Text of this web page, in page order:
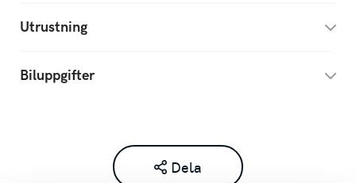
Utrustning
Biluppgifter
Dela